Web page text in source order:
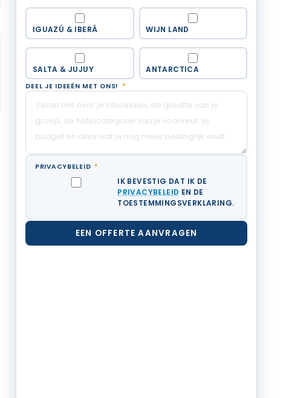
IGUAZÚ & IBERÁ WIJN LAND
SALTA & JUJUY ANTARCTICA
DEEL JE IDEEËN MET ONS! *
PRIVACYBELEID *
IK BEVESTIG DAT IK DE
PRIVACYBELEID EN DE
TOESTEMMINGSVERKLARING.
EEN OFFERTE AANVRAGEN